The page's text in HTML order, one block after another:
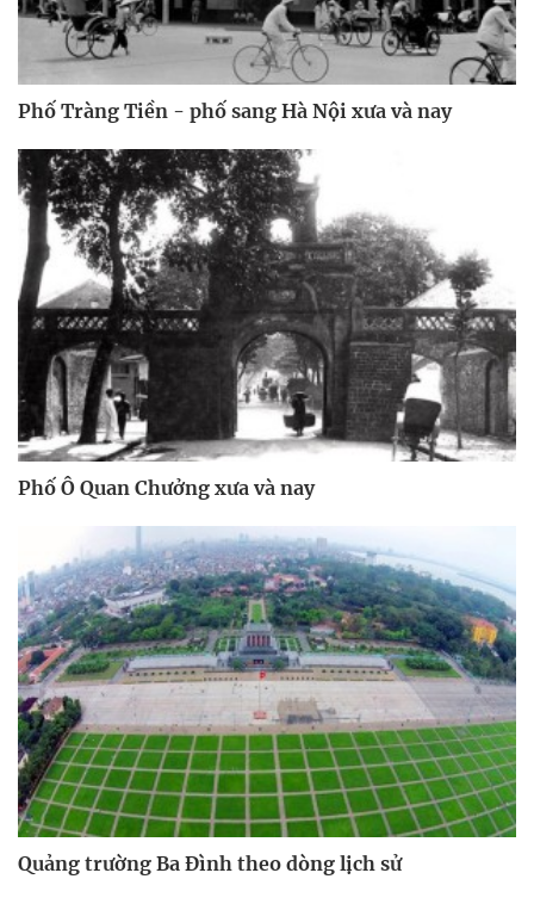
Phố Tràng Tiền - phố sang Hà Nội xưa và nay
Phố Ô Quan Chưởng xưa và nay
Quảng trường Ba Đình theo dòng lịch sử